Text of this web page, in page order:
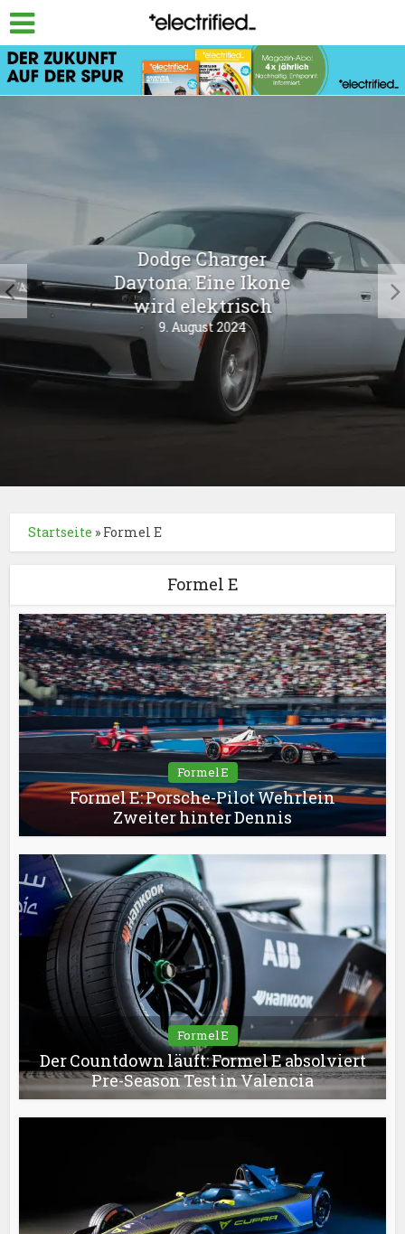
Dodge Charger
Daytona: Eine Ikone
wird elektrisch
9. August 2024
Startseite » Formel E
Formel E
Formel E
Formel E: Porsche-Pilot Wehrlein
Zweiter hinter Dennis
Formel E
Der Countdown läuft: Formel E absolviert
Pre-Season Test in Valencia